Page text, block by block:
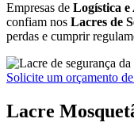
Empresas de Logística e
confiam nos Lacres de
perdas e cumprir
Solicite um orçamento
Lacre